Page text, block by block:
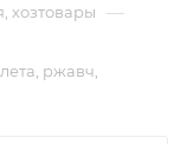
хозтовары —
ржавч,